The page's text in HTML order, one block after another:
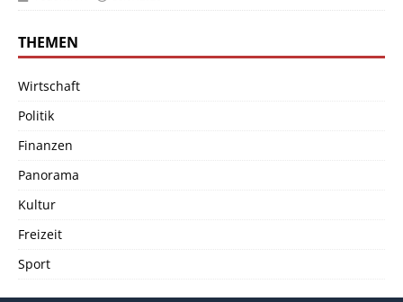
THEMEN
Wirtschaft
Politik
Finanzen
Panorama
Kultur
Freizeit
Sport